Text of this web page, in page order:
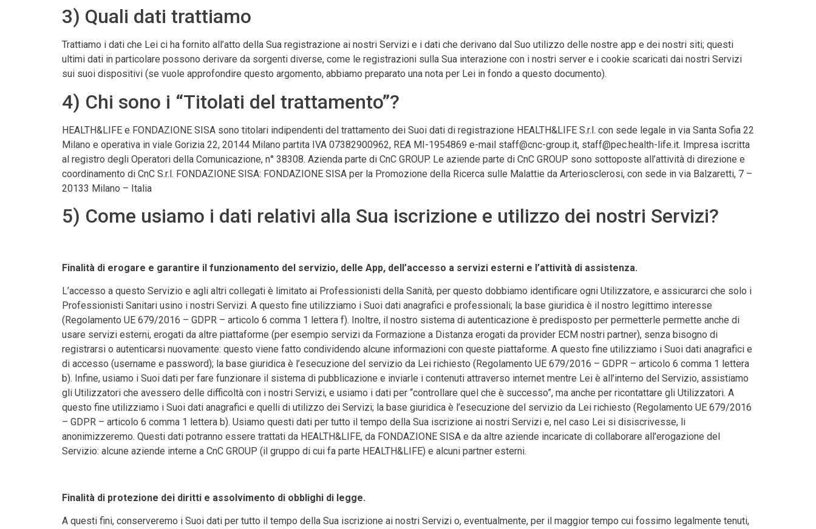
3) Quali dati trattiamo
Trattiamo i dati che Lei ci ha fornito all’atto della Sua registrazione ai nostri Servizi e i dati che derivano dal Suo utilizzo delle nostre app e dei nostri siti; questi
ultimi dati in particolare possono derivare da sorgenti diverse, come le registrazioni sulla Sua interazione con i nostri server e i cookie scaricati dai nostri Servizi
sui suoi dispositivi (se vuole approfondire questo argomento, abbiamo preparato una nota per Lei in fondo a questo documento).
4) Chi sono i “Titolati del trattamento”?
HEALTH&LIFE e FONDAZIONE SISA sono titolari indipendenti del trattamento dei Suoi dati di registrazione HEALTH&LIFE S.r.l. con sede legale in via Santa Sofia 22
Milano e operativa in viale Gorizia 22, 20144 Milano partita IVA 07382900962, REA MI-1954869 e-mail staff@cnc-group.it, staff@pec.health-life.it. Impresa iscritta
al registro degli Operatori della Comunicazione, n° 38308. Azienda parte di CnC GROUP. Le aziende parte di CnC GROUP sono sottoposte all’attività di direzione e
coordinamento di CnC S.r.l. FONDAZIONE SISA: FONDAZIONE SISA per la Promozione della Ricerca sulle Malattie da Arteriosclerosi, con sede in via Balzaretti, 7 –
20133 Milano – Italia
5) Come usiamo i dati relativi alla Sua iscrizione e utilizzo dei nostri Servizi?
Finalità di erogare e garantire il funzionamento del servizio, delle App, dell’accesso a servizi esterni e l’attività di assistenza.
L’accesso a questo Servizio e agli altri collegati è limitato ai Professionisti della Sanità, per questo dobbiamo identificare ogni Utilizzatore, e assicurarci che solo i
Professionisti Sanitari usino i nostri Servizi. A questo fine utilizziamo i Suoi dati anagrafici e professionali; la base giuridica è il nostro legittimo interesse
(Regolamento UE 679/2016 – GDPR – articolo 6 comma 1 lettera f). Inoltre, il nostro sistema di autenticazione è predisposto per permetterle permette anche di
usare servizi esterni, erogati da altre piattaforme (per esempio servizi da Formazione a Distanza erogati da provider ECM nostri partner), senza bisogno di
registrarsi o autenticarsi nuovamente: questo viene fatto condividendo alcune informazioni con queste piattaforme. A questo fine utilizziamo i Suoi dati anagrafici e
di accesso (username e password); la base giuridica è l’esecuzione del servizio da Lei richiesto (Regolamento UE 679/2016 – GDPR – articolo 6 comma 1 lettera
b). Infine, usiamo i Suoi dati per fare funzionare il sistema di pubblicazione e inviarle i contenuti attraverso internet mentre Lei è all’interno del Servizio, assistiamo
gli Utilizzatori che avessero delle difficoltà con i nostri Servizi, e usiamo i dati per “controllare quel che è successo”, ma anche per ricontattare gli Utilizzatori. A
questo fine utilizziamo i Suoi dati anagrafici e quelli di utilizzo dei Servizi; la base giuridica è l’esecuzione del servizio da Lei richiesto (Regolamento UE 679/2016
– GDPR – articolo 6 comma 1 lettera b). Usiamo questi dati per tutto il tempo della Sua iscrizione ai nostri Servizi e, nel caso Lei si disiscrivesse, li
anonimizzeremo. Questi dati potranno essere trattati da HEALTH&LIFE, da FONDAZIONE SISA e da altre aziende incaricate di collaborare all’erogazione del
Servizio: alcune aziende interne a CnC GROUP (il gruppo di cui fa parte HEALTH&LIFE) e alcuni partner esterni.
Finalità di protezione dei diritti e assolvimento di obblighi di legge.
A questi fini, conserveremo i Suoi dati per tutto il tempo della Sua iscrizione ai nostri Servizi o, eventualmente, per il maggior tempo cui fossimo legalmente tenuti,